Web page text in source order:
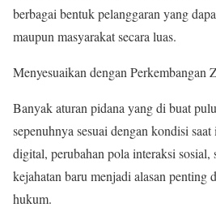
berbagai bentuk pelanggaran yang
maupun masyarakat secara luas.
Menyesuaikan dengan Perkembangan
Banyak aturan pidana yang di buat
sepenuhnya sesuai dengan kondisi
digital, perubahan pola interaksi sosial,
kejahatan baru menjadi alasan penting
hukum.